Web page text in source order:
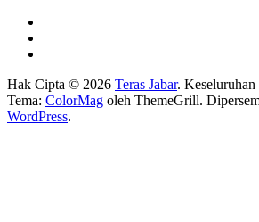
Hak Cipta © 2026 Teras Jabar.
Tema: ColorMag oleh ThemeGrill.
WordPress.